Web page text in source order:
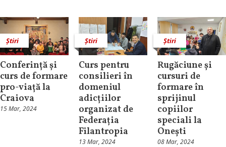
Știri
Conferință și
curs de formare
pro-viață la
Craiova
15 Mar, 2024
Știri
Curs pentru
consilieri în
domeniul
adicțiilor
organizat de
Federația
Filantropia
13 Mar, 2024
Știri
Rugăciune și
cursuri de
formare în
sprijinul
copiilor
speciali la
Onești
08 Mar, 2024